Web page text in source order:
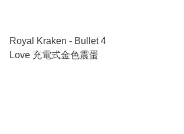
Royal Kraken - Bullet 4
Love 充電式金色震蛋